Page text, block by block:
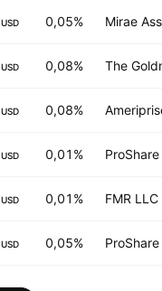
USD 0,05% Mirae
USD 0,08% The
USD 0,08%
USD 0,01%
USD 0,01% FMR LLC
USD 0,05%